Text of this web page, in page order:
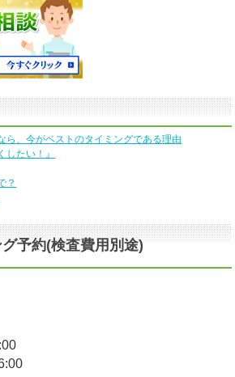
ら、今がベストのタイミングである理由
したい！』
？
予約(検査費用別途)